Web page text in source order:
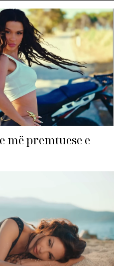
më premtuese e